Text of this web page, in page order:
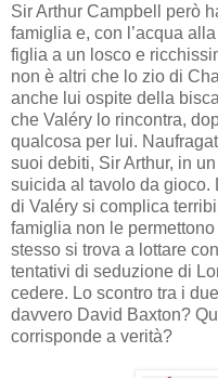
Sir Arthur Campbell però
famiglia e, con l’acqua
figlia a un losco e
non è altri che lo zio di
anche lui ospite della
che Valéry lo rincontra,
qualcosa per lui.
suoi debiti, Sir Arthur, in
suicida al tavolo da gioco.
di Valéry si complica
famiglia non le
stesso si trova a lottare
tentativi di seduzione di
cedere. Lo scontro tra i
davvero David Baxton?
corrisponde a verità?